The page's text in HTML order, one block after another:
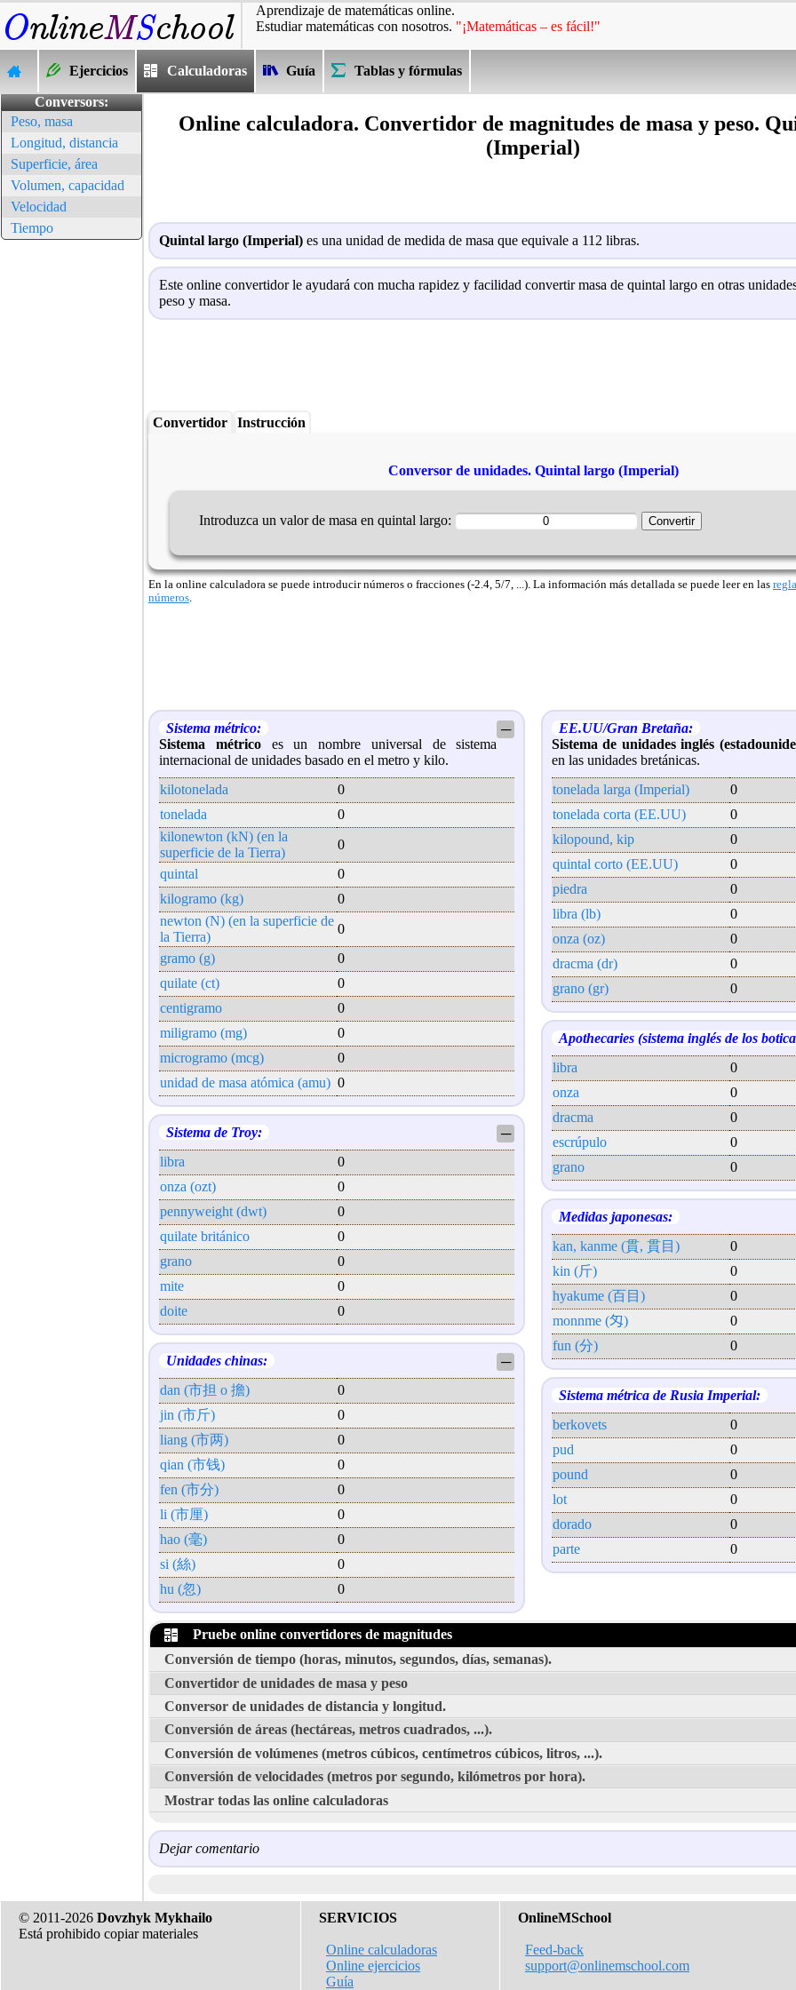
Aprendizaje de matemáticas online.
Estudiar matemáticas con nosotros. "¡Matemáticas – es fácil!"
Ejercicios Calculadoras Guía Tablas y fórmulas
Conversors:
Peso, masa
Longitud, distancia
Superficie, área
Volumen, capacidad
Velocidad
Tiempo
Online calculadora. Convertidor de magnitudes de masa y peso.
(Imperial)
Quintal largo (Imperial) es una unidad de medida de masa que equivale a 112 libras.
Este online convertidor le ayudará con mucha rapidez y facilidad convertir masa de quintal largo en otras
peso y masa.
Convertidor Instrucción
Conversor de unidades. Quintal largo (Imperial)
Introduzca un valor de masa en quintal largo:
En la online calculadora se puede introducir números o fracciones (-2.4, 5/7, ...). La información más detallada se puede leer en las
números
Sistema métrico:
─
Sistema métricoes un nombre universal de sistema
internacional de unidades basado en el metro y kilo.
kilotonelada
0
tonelada
0
kilonewton (kN) (en la
superficie de la Tierra)
0
quintal
0
kilogramo (kg)
0
newton (N) (en la superficie de
la Tierra)
0
gramo (g)
0
quilate (ct)
0
centigramo
0
miligramo (mg)
0
microgramo (mcg)
0
unidad de masa atómica (amu) 0
Sistema de Troy:
─
libra
0
onza (ozt)
0
pennyweight (dwt)
0
quilate británico
0
grano
0
mite
0
doite
0
Unidades chinas:
─
dan (市担 o 擔)
0
jin (市斤)
0
liang (市两)
0
qian (市钱)
0
fen (市分)
0
li (市厘)
0
hao (毫)
0
si (絲)
0
hu (忽)
0
EE.UU/Gran Bretaña:
Sistema de unidades inglés
en las unidades bretánicas.
tonelada larga (Imperial)
0
tonelada corta (EE.UU)
0
kilopound, kip
0
quintal corto (EE.UU)
0
piedra
0
libra (lb)
0
onza (oz)
0
dracma (dr)
0
grano (gr)
0
Apothecaries (sistema inglés de los
libra
0
onza
0
dracma
0
escrúpulo
0
grano
0
Medidas japonesas:
kan, kanme (貫, 貫目)
0
kin (斤)
0
hyakume (百目)
0
monnme (匁)
0
fun (分)
0
Sistema métrica de Rusia Imperial:
berkovets
0
pud
0
pound
0
lot
0
dorado
0
parte
0
Pruebe online convertidores de magnitudes
Conversión de tiempo (horas, minutos, segundos, días, semanas).
Convertidor de unidades de masa y peso
Conversor de unidades de distancia y longitud.
Conversión de áreas (hectáreas, metros cuadrados, ...).
Conversión de volúmenes (metros cúbicos, centímetros cúbicos, litros, ...).
Conversión de velocidades (metros por segundo, kilómetros por hora).
Mostrar todas las online calculadoras
Dejar comentario
© 2011-2026 Dovzhyk Mykhailo
Está prohibido copiar materiales
SERVICIOS
Online calculadoras
Online ejercicios
Guía
OnlineMSchool
Feed-back
support@onlinemschool.com